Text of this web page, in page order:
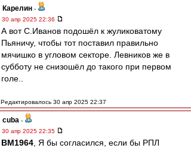
Карелин -
30 апр 2025 22:36
А вот С.Иванов подошёл к жуликоватому
Пьяничу, чтобы тот поставил правильно
мячишко в угловом секторе. Левников же в
субботу не снизошёл до такого при первом
голе..
Редактировалось 30 апр 2025 22:37
cuba -
30 апр 2025 22:35
BM1964 , Я бы согласился, если бы РПЛ